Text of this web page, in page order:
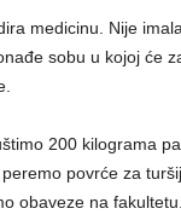
medicinu. Nije
sobu u kojoj će
200 kilograma
povrće za
obaveze na